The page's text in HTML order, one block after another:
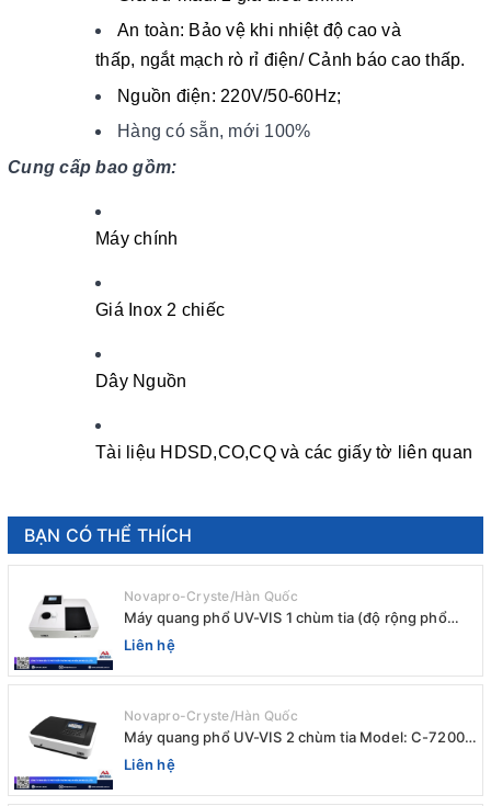
An toàn: Bảo vệ khi nhiệt độ cao và
thấp, ngắt mạch rò rỉ điện/ Cảnh báo cao thấp.
Nguồn điện: 220V/50-60Hz;
Hàng có sẵn, mới 100%
Cung cấp bao gồm:
Máy chính
Giá Inox 2 chiếc
Dây Nguồn
Tài liệu HDSD,CO,CQ và các giấy tờ liên quan
BẠN CÓ THỂ THÍCH
Novapro-Cryste/Hàn Quốc
Máy quang phổ UV-VIS 1 chùm tia (độ rộng phổ
4nm) E-1000UV / Peak
Liên hệ
Novapro-Cryste/Hàn Quốc
Máy quang phổ UV-VIS 2 chùm tia Model: C-7200 /
Peak
Liên hệ